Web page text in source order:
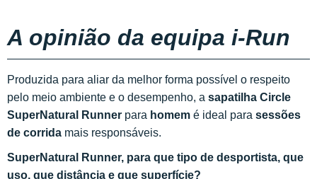
A opinião da equipa i-Run
Produzida para aliar da melhor forma possível o respeito
pelo meio ambiente e o desempenho, a sapatilha Circle
SuperNatural Runner para homem é ideal para sessões
de corrida mais responsáveis.
SuperNatural Runner, para que tipo de desportista, que
uso, que distância e que superfície?